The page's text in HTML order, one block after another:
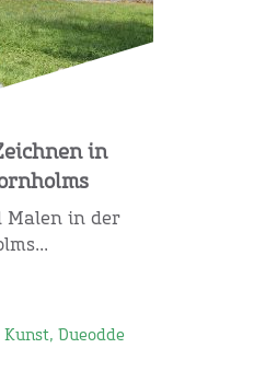
in
Malen in der
Dueodde